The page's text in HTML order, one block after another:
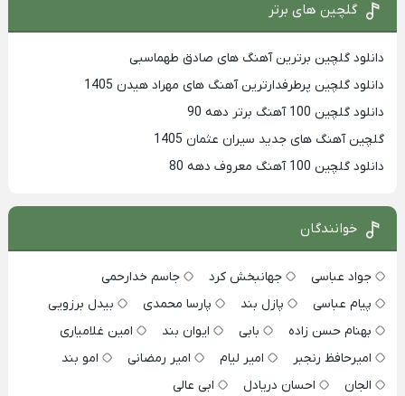
گلچین های برتر
دانلود گلچین برترین آهنگ های صادق طهماسبی
دانلود گلچین پرطرفدارترین آهنگ های مهراد هیدن 1405
دانلود گلچین 100 آهنگ برتر دهه 90
گلچین آهنگ های جدید سیران عثمان 1405
دانلود گلچین 100 آهنگ معروف دهه 80
خوانندگان
جواد عباسی جهانبخش کرد
جاسم خدارحمی
پیام عباسی
پازل بند پارسا محمدی
بیدل برزویی
بهنام حسن زاده
بابی ایوان بند
امین غلامیاری
امیرحافظ رنجبر
امیر لیام امیر رمضانی
امو بند
الجان
احسان دریادل
ابی عالی